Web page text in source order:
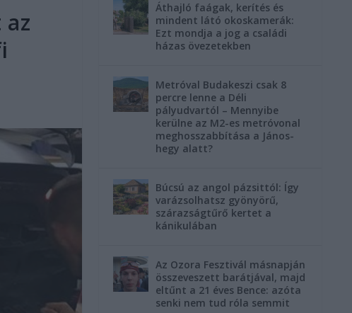
Áthajló faágak, kerítés és
mindent látó okoskamerák:
Ezt mondja a jog a családi
házas övezetekben
Metróval Budakeszi csak 8
percre lenne a Déli
pályudvartól – Mennyibe
kerülne az M2-es metróvonal
meghosszabbítása a János-
hegy alatt?
Búcsú az angol pázsittól: Így
varázsolhatsz gyönyörű,
szárazságtűrő kertet a
kánikulában
Az Ozora Fesztivál másnapján
összeveszett barátjával, majd
eltűnt a 21 éves Bence: azóta
senki nem tud róla semmit